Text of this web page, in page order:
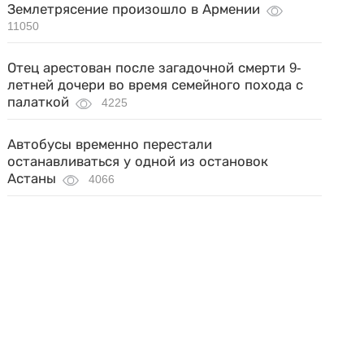
Землетрясение произошло в Армении
11050
Отец арестован после загадочной смерти 9-
летней дочери во время семейного похода с
палаткой
4225
Автобусы временно перестали
останавливаться у одной из остановок
Астаны
4066